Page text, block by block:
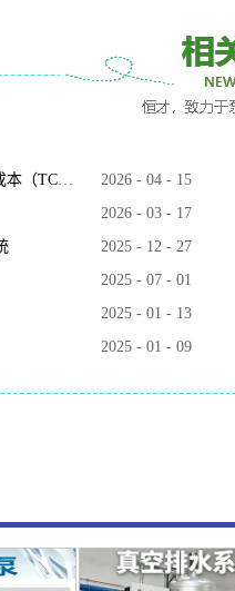
）？ 2026 - 04 - 15
2026 - 03 - 17
2025 - 12 - 27
2025 - 07 - 01
2025 - 01 - 13
2025 - 01 - 09